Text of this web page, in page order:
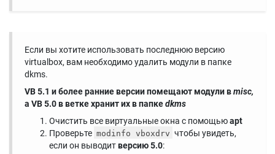
Если вы хотите использовать последнюю версию
virtualbox, вам необходимо удалить модули в папке
dkms.
VB 5.1 и более ранние версии помещают модули вmisc,
а VB 5.0 в ветке хранит их в папкеdkms
Очистить все виртуальные окна с помощьюapt
Проверьте modinfo vboxdrv чтобы увидеть,
если он выводитверсию 5.0: